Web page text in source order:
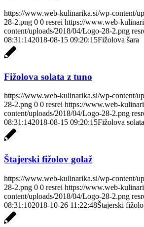
https://www.web-kulinarika.si/wp-content/
28-2.png 0 0 resrei https://www.web-
content/uploads/2018/04/Logo-28-2.png
08:31:142018-08-15 09:20:15Fižolova šara
Fižolova solata z tuno
https://www.web-kulinarika.si/wp-content/
28-2.png 0 0 resrei https://www.web-
content/uploads/2018/04/Logo-28-2.png
08:31:142018-08-15 09:20:15Fižolova
Štajerski fižolov golaž
https://www.web-kulinarika.si/wp-content/
28-2.png 0 0 resrei https://www.web-
content/uploads/2018/04/Logo-28-2.png
08:31:102018-10-26 11:22:48Štajerski